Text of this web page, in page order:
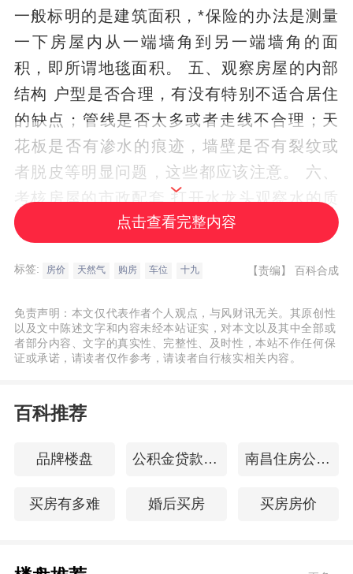
一般标明的是建筑面积，*保险的办法是测量
一下房屋内从一端墙角到另一端墙角的面
积，即所谓地毯面积。 五、观察房屋的内部
结构 户型是否合理，有没有特别不适合居住
的缺点；管线是否太多或者走线不合理；天
花板是否有渗水的痕迹，墙壁是否有裂纹或
者脱皮等明显问题，这些都应该注意。 六、
考核房屋的市政配套 打开水龙头观察水的质
量、水压；打开电视看一看图像是否清楚，
量，避免出现夏天开不了空调的现象；观察
接通情况，是普通电话线还是ISDN电话线；
煤气的接通情况，是否已经换用天然气；小
水器；冬天暖气的供应以及费用的收取，暖
装修的状况 原房屋是否带装修，装修水平和
的内部结构图，包括管线的走向、承重墙的
的水平 水、电、煤、暖的费用如何收取，是
点击查看完整内容
标签: 房价 天然气 购房 车位 十九 【责编】 百科合成
免责声明：本文仅代表作者个人观点，与风财讯无关。其原创性
以及文中陈述文字和内容未经本站证实，对本文以及其中全部或
者部分内容、文字的真实性、完整性、及时性，本站不作任何保
证或承诺，请读者仅作参考，请读者自行核实相关内容。
百科推荐
品牌楼盘 公积金贷款60万 南昌住房公积金查询
买房有多难 婚后买房 买房房价